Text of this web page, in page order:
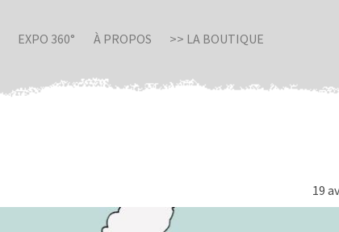
EXPO 360° À PROPOS >> LA BOUTIQUE
19